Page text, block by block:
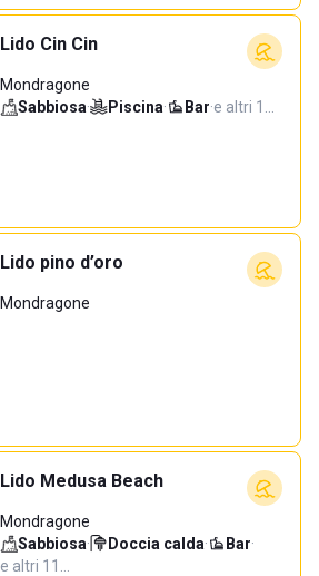
Lido Cin Cin
Mondragone
Sabbiosa· Piscina· Bar·e altri 1…
Lido pino d’oro
Mondragone
Lido Medusa Beach
Mondragone
Sabbiosa· Doccia calda· Bar·
e altri 11…